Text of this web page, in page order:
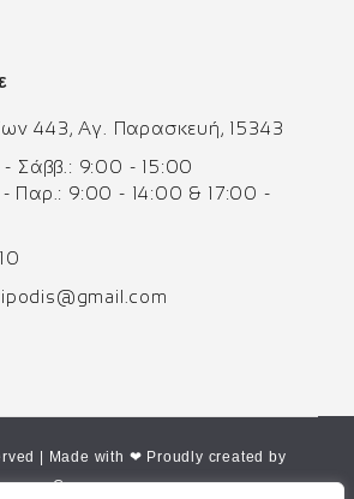
443, Αγ. Παρασκευή, 15343
- Σάββ.: 9:00 - 15:00
Παρ.: 9:00 - 14:00 & 17:00 -
| Made with ❤ Proudly created by
Corne.gr